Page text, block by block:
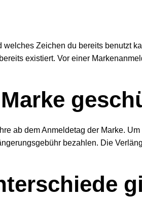
Zeichen du bereits benutzt
existiert. Vor einer
ab dem Anmeldetag der Marke.
bezahlen. Die